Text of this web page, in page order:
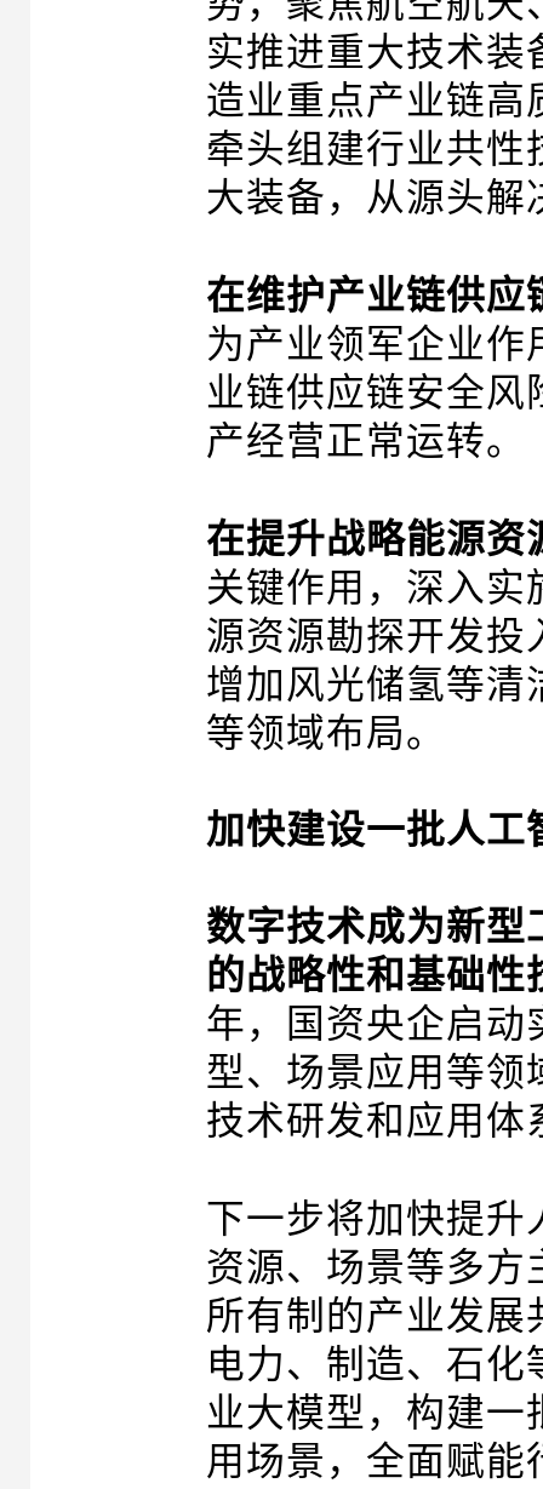
实推进重大技术装
造业重点产业链高
牵头组建行业共性
大装备，从源头解
在维护产业链供应
为产业领军企业作
业链供应链安全风
产经营正常运转。
在提升战略能源资
关键作用，深入实
源资源勘探开发投
增加风光储氢等清
等领域布局。
加快建设一批人工
数字技术成为新型
的战略性和基础性
年，国资央企启
型、场景应用等领
技术研发和应用体
下一步将加快提升
资源、场景等多方
所有制的产业发展
电力、制造、石
业大模型，构建一
用场景，全面赋能